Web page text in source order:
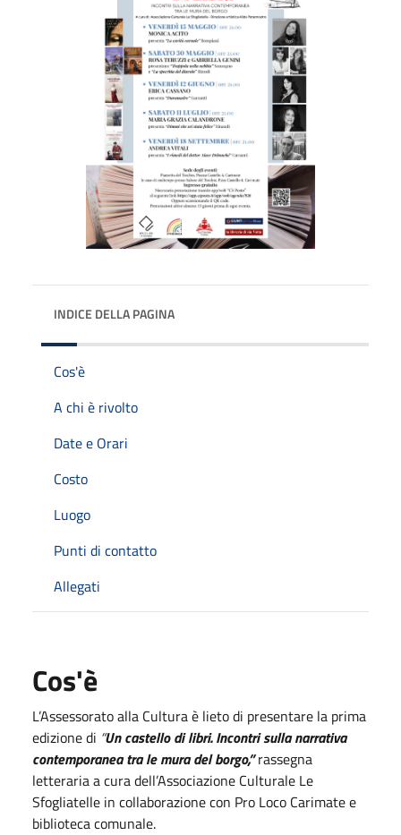
INDICE DELLA PAGINA
Cos'è
A chi è rivolto
Date e Orari
Costo
Luogo
Punti di contatto
Allegati
Cos'è
L’Assessorato alla Cultura è lieto di presentare la prima
edizione di “Un castello di libri. Incontri sulla narrativa
contemporanea tra le mura del borgo,” rassegna
letteraria a cura dell’Associazione Culturale Le
Sfogliatelle in collaborazione con Pro Loco Carimate e
biblioteca comunale.